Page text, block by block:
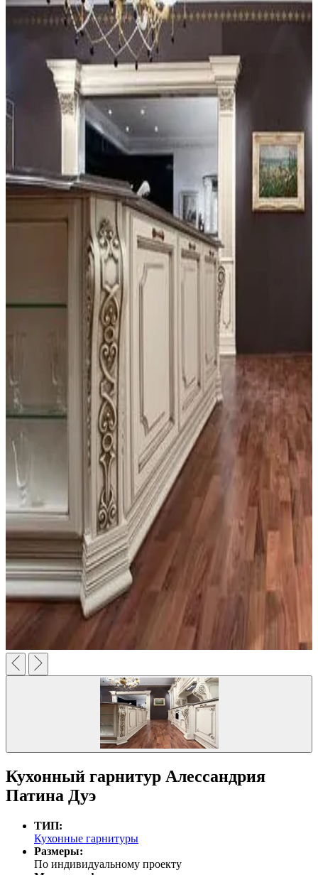
Кухонный гарнитур Алессандрия
Патина Дуэ
ТИП:
Кухонные гарнитуры
Размеры:
По индивидуальному проекту